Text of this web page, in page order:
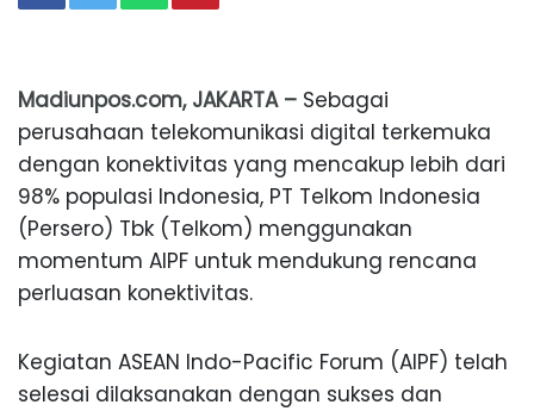
Madiunpos.com, JAKARTA – Sebagai
perusahaan telekomunikasi digital terkemuka
dengan konektivitas yang mencakup lebih dari
98% populasi Indonesia, PT Telkom Indonesia
(Persero) Tbk (Telkom) menggunakan
momentum AIPF untuk mendukung rencana
perluasan konektivitas.
Kegiatan ASEAN Indo-Pacific Forum (AIPF) telah
selesai dilaksanakan dengan sukses dan